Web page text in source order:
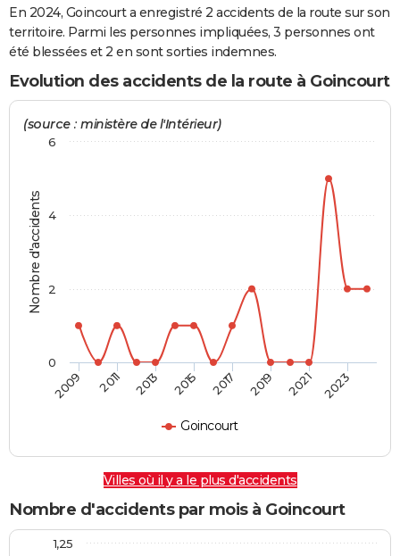
Destinations
City break
Voyage nature
Voyage de noces
Forum
Climat
+
GUIDES D'ACHAT
CARTE DE VOEUX
Dictionnaire
Biographies
Citations
Expressions
Proverbes
PROGRAMME TV
COPAINS D'AVANT
S'inscrire
Se connecter
Lycées
Collèges
Primaires
Universités
Entreprises
Service militaire
Avis de recherche
AVIS DE DÉCÈS
FORUM
En 2024, Goincourt a enregistré 2 accidents de la route sur son
territoire. Parmi les personnes impliquées, 3 personnes ont
été blessées et 2 en sont sorties indemnes.
Evolution des accidents de la route à Goincourt
Nombre d'accidents
(source : ministère de l'Intérieur)
Goincourt
2009 2011 2013 2015 2017 2019 2021 2023
0
2
4
6
Villes où il y a le plus d'accidents
Nombre d'accidents par mois à Goincourt
1,25